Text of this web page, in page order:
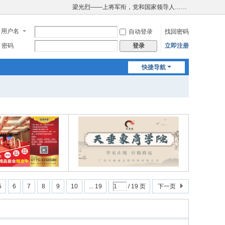
梁光烈——上将军衔，党和国家领导人……
用户名 自动登录
找回密码
密码
登录 立即注册
快捷导航
6 7 8 9 10 ... 19 / 19 页 下一页